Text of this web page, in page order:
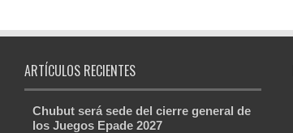
ARTÍCULOS RECIENTES
Chubut será sede del cierre general de
los Juegos Epade 2027